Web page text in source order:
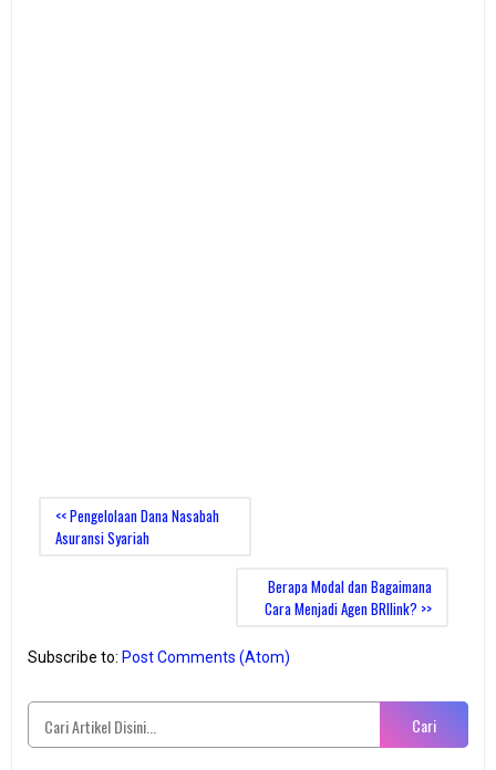
<< Pengelolaan Dana Nasabah
Asuransi Syariah
Berapa Modal dan Bagaimana
Cara Menjadi Agen BRIlink? >>
Subscribe to: Post Comments (Atom)
Cari